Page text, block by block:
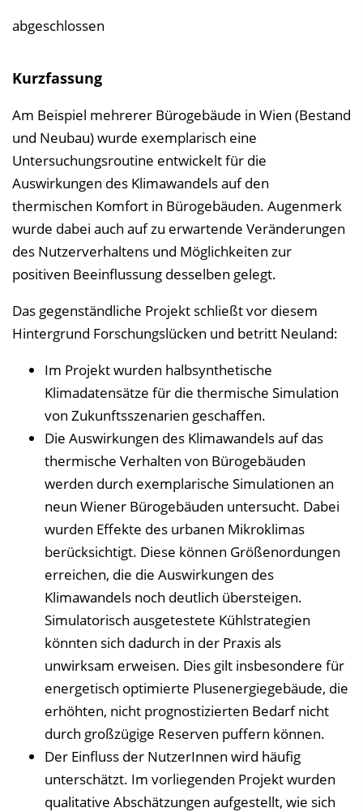
b
d
e
abgeschlossen
Kurzfassung
Am Beispiel mehrerer Bürogebäude in Wien (Bestand
und Neubau) wurde exemplarisch eine
Untersuchungsroutine entwickelt für die
Auswirkungen des Klimawandels auf den
thermischen Komfort in Bürogebäuden. Augenmerk
wurde dabei auch auf zu erwartende Veränderungen
des Nutzerverhaltens und Möglichkeiten zur
positiven Beeinflussung desselben gelegt.
Das gegenständliche Projekt schließt vor diesem
Hintergrund Forschungslücken und betritt Neuland:
Im Projekt wurden halbsynthetische
Klimadatensätze für die thermische Simulation
von Zukunftsszenarien geschaffen.
Die Auswirkungen des Klimawandels auf das
thermische Verhalten von Bürogebäuden
werden durch exemplarische Simulationen an
neun Wiener Bürogebäuden untersucht. Dabei
wurden Effekte des urbanen Mikroklimas
berücksichtigt. Diese können Größenordungen
erreichen, die die Auswirkungen des
Klimawandels noch deutlich übersteigen.
Simulatorisch ausgetestete Kühlstrategien
könnten sich dadurch in der Praxis als
unwirksam erweisen. Dies gilt insbesondere für
energetisch optimierte Plusenergiegebäude, die
erhöhten, nicht prognostizierten Bedarf nicht
durch großzügige Reserven puffern können.
Der Einfluss der NutzerInnen wird häufig
unterschätzt. Im vorliegenden Projekt wurden
qualitative Abschätzungen aufgestellt, wie sich